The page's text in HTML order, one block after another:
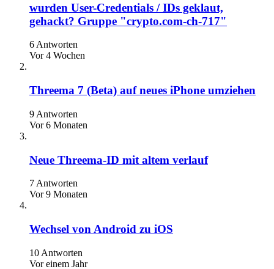
wurden User-Credentials / IDs geklaut,
gehackt? Gruppe "crypto.com-ch-717"
6 Antworten
Vor 4 Wochen
Threema 7 (Beta) auf neues iPhone umziehen
9 Antworten
Vor 6 Monaten
Neue Threema-ID mit altem verlauf
7 Antworten
Vor 9 Monaten
Wechsel von Android zu iOS
10 Antworten
Vor einem Jahr